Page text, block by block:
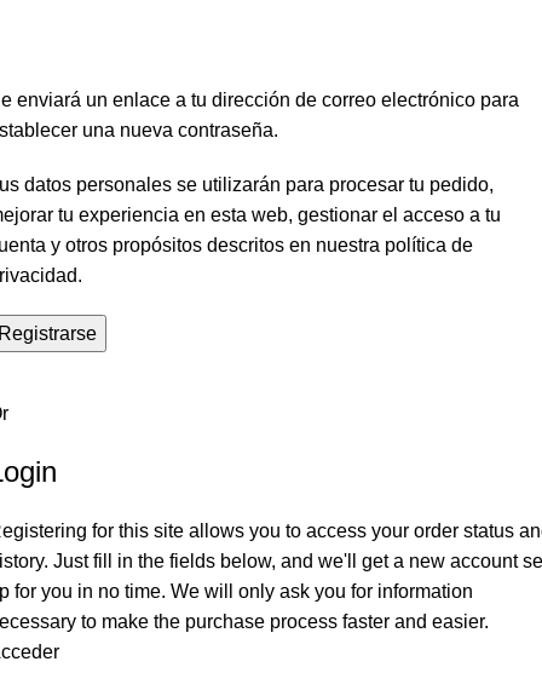
enviará un enlace a tu dirección de correo electrónico para
una nueva contraseña.
datos personales se utilizarán para procesar tu pedido,
tu experiencia en esta web, gestionar el acceso a tu
y otros propósitos descritos en nuestra política de
.
for this site allows you to access your order status
Just fill in the fields below, and we'll get a new account
for you in no time. We will only ask you for information
to make the purchase process faster and easier.